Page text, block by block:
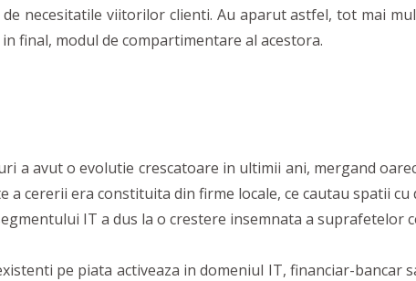
necesitatile viitorilor clienti. Au aparut astfel, tot mai
final, modul de compartimentare al acestora.
a avut o evolutie crescatoare in ultimii ani, mergand
a cererii era constituita din firme locale, ce cautau spatii
IT a dus la o crestere insemnata a
pe piata activeaza in domeniul IT, financiar-bancar